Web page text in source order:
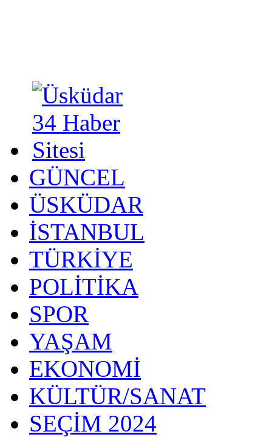
GÜNCEL
ÜSKÜDAR
İSTANBUL
TÜRKİYE
POLİTİKA
SPOR
YAŞAM
EKONOMİ
KÜLTÜR/SANAT
SEÇİM 2024